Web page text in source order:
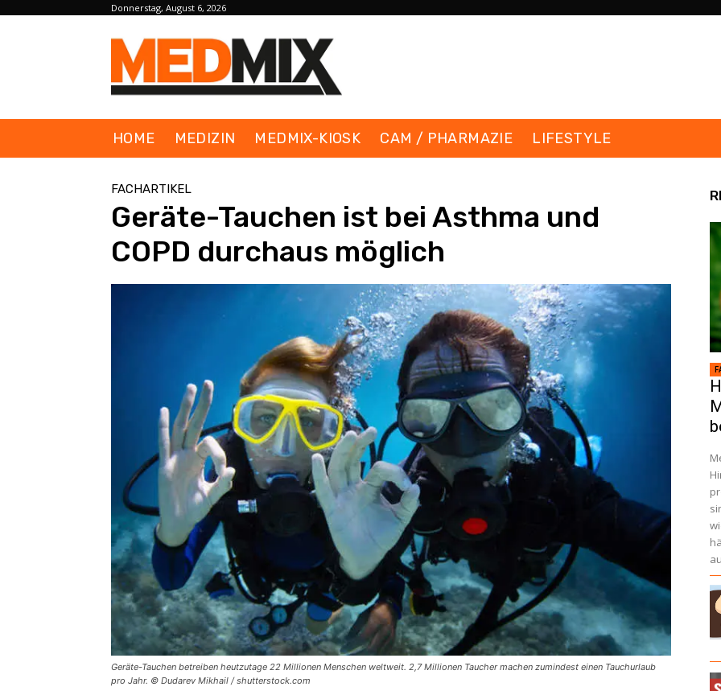
Donnerstag, August 6, 2026
HOME MEDIZIN MEDMIX-KIOSK CAM / PHARMAZIE LIFESTYLE
FACHARTIKEL
Geräte-Tauchen ist bei Asthma und
COPD durchaus möglich
Geräte-Tauchen betreiben heutzutage 22 Millionen Menschen weltweit. 2,7 Millionen Taucher machen zumindest einen Tauchurlaub
pro Jahr. © Dudarev Mikhail / shutterstock.com